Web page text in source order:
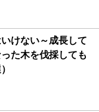
けない～成長して
た木を伐採しても